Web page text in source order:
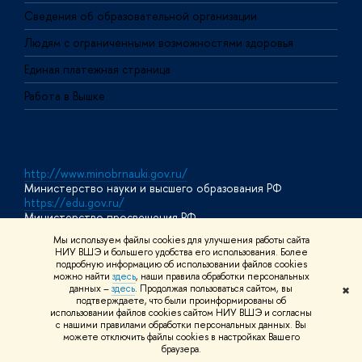
Мы используем файлы cookies для улучшения работы сайта
НИУ ВШЭ и большего удобства его использования. Более
подробную информацию об использовании файлов cookies
можно найти здесь, наши правила обработки персональных
данных –здесь. Продолжая пользоваться сайтом, вы
подтверждаете, что были проинформированы об
использовании файлов cookies сайтом НИУ ВШЭ и согласны
с нашими правилами обработки персональных данных. Вы
можете отключить файлы cookies в настройках Вашего
браузера.
✖
Сведения об образовательной организации
Людям с ограниченными возможностями здоровья
Единая платежная страница
Работа в Вышке
http://www.minobrnauki.gov.ru/
Министерство науки и высшего образования РФ
https://edu.gov.ru/
Министерство просвещения РФ
https://elearning.hse.ru/mooc
Массовые открытые онлайн-курсы
© НИУ ВШЭ 1993–2026 Адреса и контактыУсловия
использования материалов Политика конфиденциальности
Шрифты HSE Sans и HSE Slab разработаны вШколе дизайна НИУ